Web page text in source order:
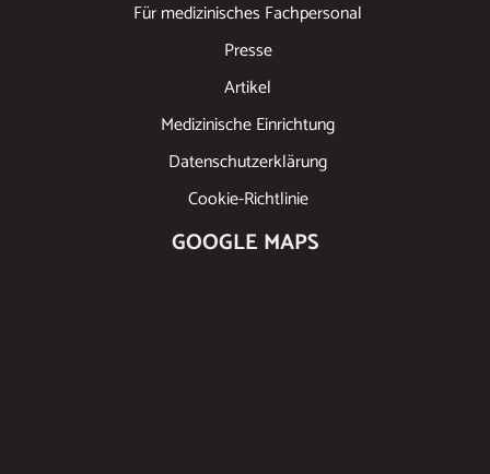
Für medizinisches Fachpersonal
Presse
Artikel
Medizinische Einrichtung
Datenschutzerklärung
Cookie-Richtlinie
GOOGLE MAPS